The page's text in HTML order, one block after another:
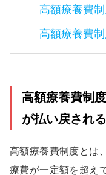
高額療養費
高額療養費
高額療養費制
が払い戻され
高額療養費制度とは
療費が一定額を超え